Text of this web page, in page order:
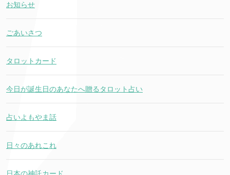
お知らせ
ごあいさつ
タロットカード
今日が誕生日のあなたへ贈るタロット占い
占いよもやま話
日々のあれこれ